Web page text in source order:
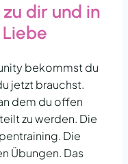
dir und in
bekommst du
jetzt brauchst.
dem du offen
zu werden. Die
Die
Übungen. Das